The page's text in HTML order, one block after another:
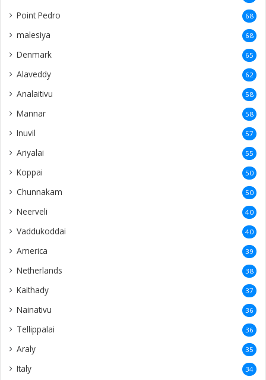
Point Pedro 68
malesiya 68
Denmark 65
Alaveddy 62
Analaitivu 58
Mannar 58
Inuvil 57
Ariyalai 55
Koppai 50
Chunnakam 50
Neerveli 40
Vaddukoddai 40
America 39
Netherlands 38
Kaithady 37
Nainativu 36
Tellippalai 36
Araly 35
Italy 34